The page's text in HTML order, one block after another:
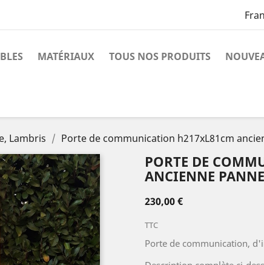
MATÉRIAUX TOUS NOS PRODUITS
Lambris Porte de communication h217xL81cm
PORTE DE
ANCIENNE
230,00 €
TTC
Porte de communication,